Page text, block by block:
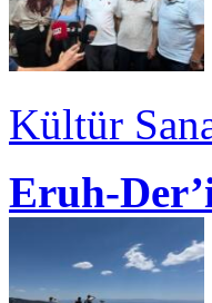
Kültür
Eruh-